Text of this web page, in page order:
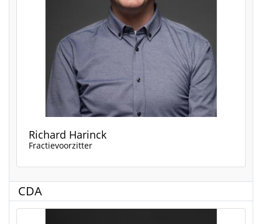
Richard Harinck
Fractievoorzitter
CDA